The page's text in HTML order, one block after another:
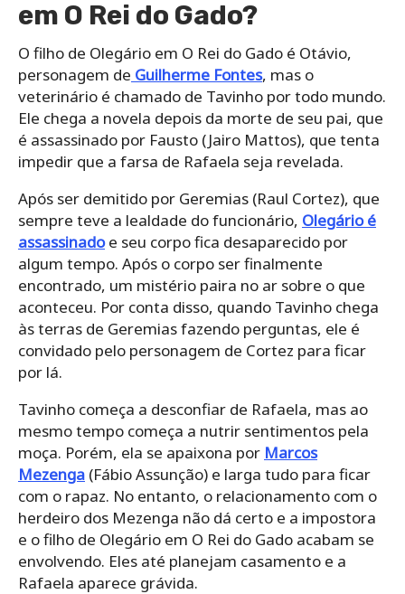
em O Rei do Gado?
O filho de Olegário em O Rei do Gado é Otávio,
personagem de Guilherme Fontes, mas o
veterinário é chamado de Tavinho por todo mundo.
Ele chega a novela depois da morte de seu pai, que
é assassinado por Fausto (Jairo Mattos), que tenta
impedir que a farsa de Rafaela seja revelada.
Após ser demitido por Geremias (Raul Cortez), que
sempre teve a lealdade do funcionário, Olegário é
assassinadoe seu corpo fica desaparecido por
algum tempo. Após o corpo ser finalmente
encontrado, um mistério paira no ar sobre o que
aconteceu. Por conta disso, quando Tavinho chega
às terras de Geremias fazendo perguntas, ele é
convidado pelo personagem de Cortez para ficar
por lá.
Tavinho começa a desconfiar de Rafaela, mas ao
mesmo tempo começa a nutrir sentimentos pela
moça. Porém, ela se apaixona por Marcos
Mezenga (Fábio Assunção) e larga tudo para ficar
com o rapaz. No entanto, o relacionamento com o
herdeiro dos Mezenga não dá certo e a impostora
e o filho de Olegário em O Rei do Gado acabam se
envolvendo. Eles até planejam casamento e a
Rafaela aparece grávida.